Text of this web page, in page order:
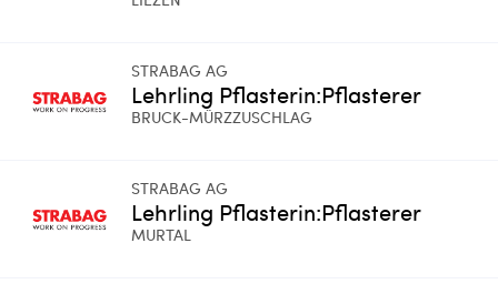
STRABAG AG
Lehrling Pflasterin:Pflasterer
BRUCK-MÜRZZUSCHLAG
STRABAG AG
Lehrling Pflasterin:Pflasterer
MURTAL